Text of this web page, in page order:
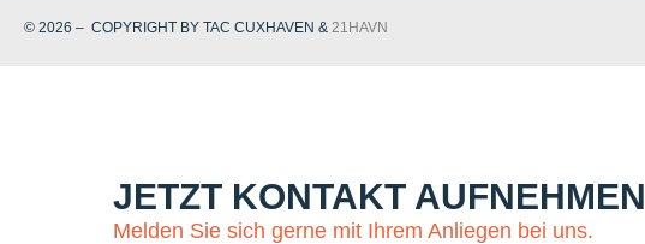
© 2026 – COPYRIGHT BY TAC CUXHAVEN & 21HAVN
JETZT KONTAKT AUFNEHMEN
Melden Sie sich gerne mit Ihrem Anliegen bei uns.